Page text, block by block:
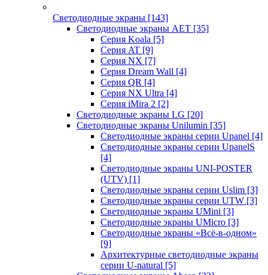
Светодиодные экраны [143]
Светодиодные экраны AET [35]
Cерия Koala [5]
Серия AT [9]
Серия NX [7]
Серия Dream Wall [4]
Серия QR [4]
Серия NX Ultra [4]
Серия iMira 2 [2]
Светодиодные экраны LG [20]
Светодиодные экраны Unilumin [35]
Светодиодные экраны серии Upanel [4]
Светодиодные экраны серии UpanelS
[4]
Светодиодные экраны UNI-POSTER
(UTV) [1]
Светодиодные экраны серии Uslim [3]
Светодиодные экраны серии UTW [3]
Светодиодные экраны UMini [3]
Светодиодные экраны UMicro [3]
Светодиодные экраны «Всё-в-одном»
[9]
Архитектурные светодиодные экраны
серии U-natural [5]